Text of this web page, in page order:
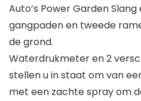
Auto’s Power Garden
gangpaden en tweede
de grond.
Waterdrukmeter en 2
stellen u in staat om van
met een zachte spray om